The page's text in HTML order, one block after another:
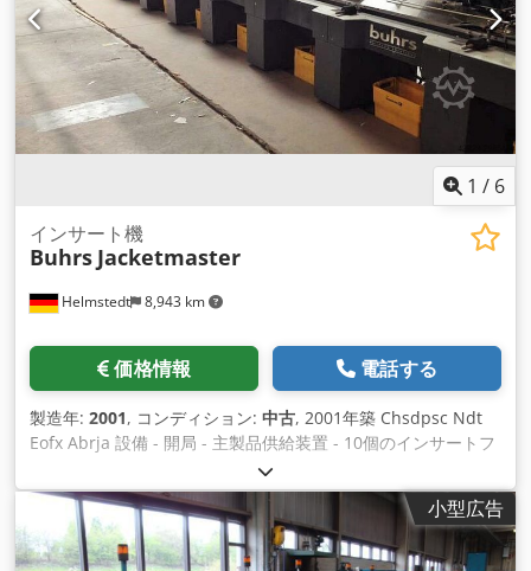
1 / 6
Helmstedt 8,943 km
インサート機
Buhrs Jacketmaster
価格情報 電話する
製造年: 2001, コンディション: 中古, 2001年築 Chsdpsc Ndt
Eofx Abrja 設備 - 開局 - 主製品供給装置 - 10個のインサートフ
ィーダー - ストリーム配信 - 2圧力真空ポンプ
小型広告